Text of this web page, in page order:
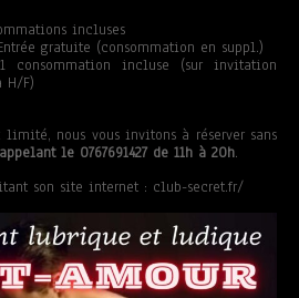
incluses
gratuite (consommation en suppl.)
incluse (sur invitation
H/F)
nous vous invitons à réserver sans
appelant le 0767691427 de 11h à 20h.
son site internet : club-secret.fr/